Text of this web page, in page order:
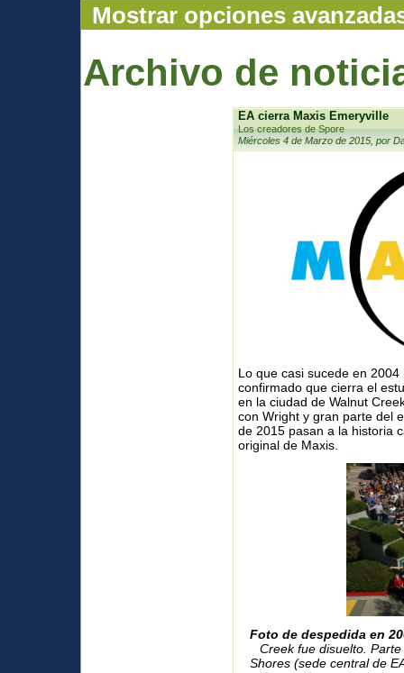
Mostrar opciones
Archivo de
EA cierra Maxis Emeryville
Los creadores de Spore
Miércoles 4 de Marzo de 2015, por
Lo que casi sucede en
confirmado que cierra el
en la ciudad de Walnut
con Wright y gran parte del
de 2015 pasan a la historia
original de Maxis.
Foto de despedida en
Creek fue disuelto.
Shores (sede central de